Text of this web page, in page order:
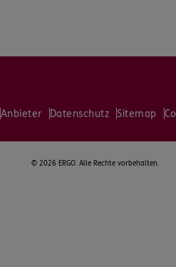
Anbieter Datenschutz Sitemap
© 2026 ERGO. Alle Rechte vorbehalten.